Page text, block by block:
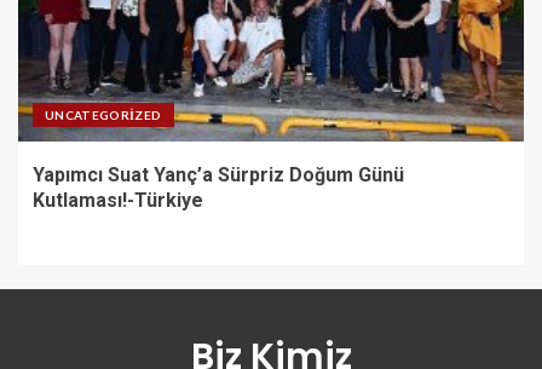
UNCATEGORIZED
Yapımcı Suat Yanç’a Sürpriz Doğum Günü
Kutlaması!-Türkiye
Biz Kimiz